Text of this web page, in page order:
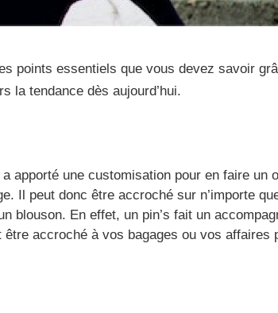
points essentiels que vous devez savoir
la tendance dès aujourd’hui.
apporté une customisation pour en faire un
Il peut donc être accroché sur n’importe
blouson. En effet, un pin’s fait un
accroché à vos bagages ou vos affaires